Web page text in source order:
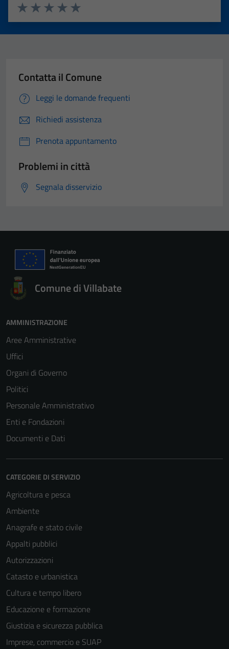
Valuta 5 stelle su 5
Valuta 4 stelle su 5
Valuta 3 stelle su 5
Valuta 2 stelle su 5
Valuta 1 stelle su 5
Contatta il Comune
Leggi le domande frequenti
Richiedi assistenza
Prenota appuntamento
Problemi in città
Segnala disservizio
Comune di Villabate
AMMINISTRAZIONE
Aree Amministrative
Uffici
Organi di Governo
Politici
Personale Amministrativo
Enti e Fondazioni
Documenti e Dati
CATEGORIE DI SERVIZIO
Agricoltura e pesca
Ambiente
Anagrafe e stato civile
Appalti pubblici
Autorizzazioni
Catasto e urbanistica
Cultura e tempo libero
Educazione e formazione
Giustizia e sicurezza pubblica
Imprese, commercio e SUAP